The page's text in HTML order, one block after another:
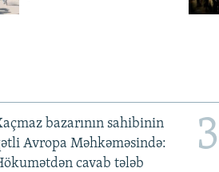
bazarının sahibinin
Avropa Məhkəməsində:
cavab tələb
3